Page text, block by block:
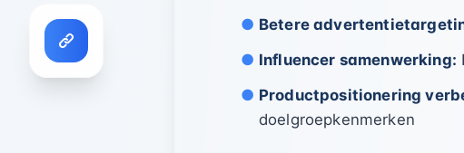
Betere
Influencer samenwerking:
Productpositionering
doelgroepkenmerken